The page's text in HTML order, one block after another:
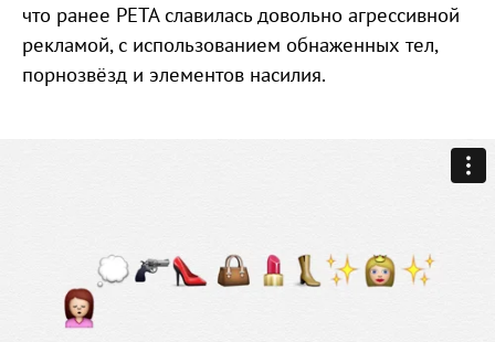
что ранее PETA славилась довольно агрессивной
рекламой, с использованием обнаженных тел,
порнозвёзд и элементов насилия.